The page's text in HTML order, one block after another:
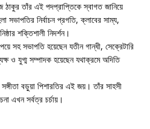
ঠাকুর তাঁর এই পদপ্রাপ্তিকে স্বাগত জানিয়ে
সভাপতির নির্বাচন প্রগতি, ক্লাবের সাম্য,
শক্তিশালী নিদর্শন।
সহ সভাপতি হয়েছেন যতীন গান্ধী, সেক্রেটারি
ও যুগ্ম সম্পাদক হয়েছেন যথাক্রমে অদিতি
বড়ুয়া পিশারতির এই জয়। তাঁর সাহসী
এখন সর্বত্র চর্চায়।